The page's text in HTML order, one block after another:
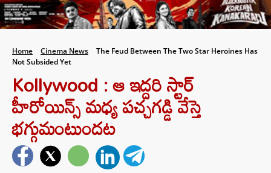
Home Cinema News
The Feud Between The Two Star Heroines Has
Not Subsided Yet
Kollywood : ఆ ఇద్దరి స్టార్
హీరోయిన్స్ మధ్య పచ్చగడ్డి వేస్తె
భగ్గుమంటుందట